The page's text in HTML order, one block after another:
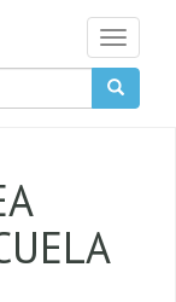
Toggle